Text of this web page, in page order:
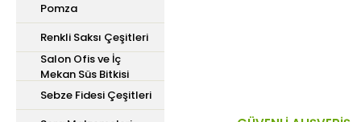
Pomza
Renkli Saksı Çeşitleri
Salon Ofis ve İç
Mekan Süs Bitkisi
Sebze Fidesi Çeşitleri
Ürün fiyatı diğer